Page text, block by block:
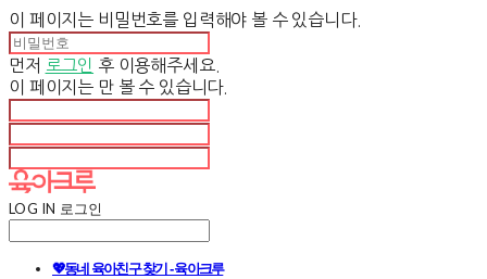
이 페이지는 비밀번호를 입력해야 볼 수 있습니다.
먼저 로그인 후 이용해주세요.
이 페이지는 만 볼 수 있습니다.
LOG IN 로그인
💖동네 육아친구 찾기 - 육아크루